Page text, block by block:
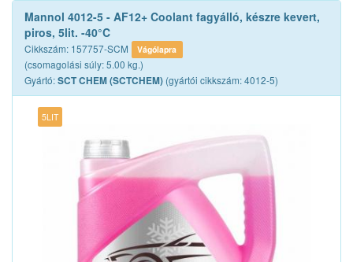
Mannol 4012-5 - AF12+ Coolant fagyálló, készre kevert,
piros, 5lit. -40°C
Cikkszám: 157757-SCM Vágólapra
(csomagolási súly: 5.00 kg.)
Gyártó:SCT CHEM (SCTCHEM) (gyártói cikkszám: 4012-5)
5LIT